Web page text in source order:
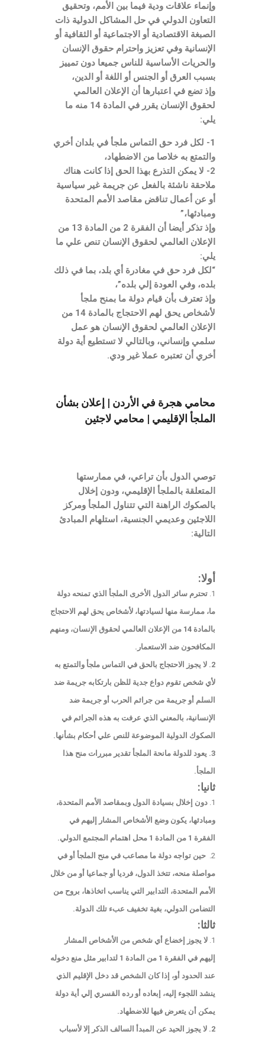
وإنماء علاقات ودية فيما بين الأمم، وتحقيق
التعاون الدولي في حل المشاكل الدولية ذات
الصبغة الاقتصادية أو الاجتماعية أو الثقافية أو
الإنسانية وفي تعزيز واحترام حقوق الإنسان
والحريات الأساسية للناس جميعا دون تمييز
بسبب العرق أو الجنس أو اللغة أو الدين،
وإذ تضع في اعتبارها أن الإعلان العالمي
لحقوق الإنسان يقرر في المادة 14 منه ما
يلي:
1- لكل فرد حق التماس ملجأ في بلدان أخري
والتمتع به خلاصا من الاضطهاد،
2- لا يمكن التذرع بهذا الحق إذا كانت هناك
ملاحقة ناشئة بالفعل عن جريمة غير سياسية
أو عن أعمال تناقض مقاصد الأمم المتحدة
ومبادئها،”
وإذ تذكر أيضا أن الفقرة 2 من المادة 13 من
الإعلان العالمي لحقوق الإنسان تنص علي ما
يلي:
“لكل فرد حق في مغادرة أي بلد، بما في ذلك
بلده، وفي العودة إلي بلده”،
وإذ تعترف بأن قيام دولة ما بمنح ملجأ
لأشخاص يحق لهم الاحتجاج بالمادة 14 من
الإعلان العالمي لحقوق الإنسان هو عمل
سلمي وإنساني، وبالتالي لا تستطيع أية دولة
أخري أن تعتبره عملا غير ودي.
محامي هجرة في الأردن | إعلان بشأن
الملجأ الإقليمي | محامي لاجئين
توصي الدول بأن تراعي، في ممارستها
المتعلقة بالملجأ الإقليمي، ودون إخلال
بالصكوك الراهنة التي تتناول الملجأ ومركز
اللاجئين وعديمي الجنسية، استلهام المبادئ
التالية:
أولا:
تحترم سائر الدول الأخرى الملجأ الذي تمنحه دولة
ما، ممارسة منها لسيادتها، لأشخاص يحق لهم الاحتجاج
بالمادة 14 من الإعلان العالمي لحقوق الإنسان، ومنهم
المكافحون ضد الاستعمار.
2. لا يجوز الاحتجاج بالحق في التماس ملجأ والتمتع به
لأي شخص تقوم دواع جدية للظن بارتكابه جريمة ضد
السلم أو جريمة من جرائم الحرب أو جريمة ضد
الإنسانية، بالمعني الذي عرفت به هذه الجرائم في
الصكوك الدولية الموضوعة للنص علي أحكام بشأنها.
3. يعود للدولة مانحة الملجأ تقدير مبررات منح هذا
الملجأ.
ثانيا:
دون إخلال بسيادة الدول وبمقاصد الأمم المتحدة،
ومبادئها، يكون وضع الأشخاص المشار إليهم في
الفقرة 1 من المادة 1 محل اهتمام المجتمع الدولي.
حين تواجه دولة ما مصاعب في منح الملجأ أو في
مواصلة منحه، تتخذ الدول، فرديا أو جماعيا أو من خلال
الأمم المتحدة، التدابير التي يناسب اتخاذها، بروح من
التضامن الدولي، بغية تخفيف عبء تلك الدولة.
ثالثا:
لا يجوز إخضاع أي شخص من الأشخاص المشار
إليهم في الفقرة 1 من المادة 1 لتدابير مثل منع دخوله
عند الحدود أو، إذا كان الشخص قد دخل الإقليم الذي
ينشد اللجوء إليه، إبعاده أو رده القسري إلي أية دولة
يمكن أن يتعرض فيها للاضطهاد.
2. لا يجوز الحيد عن المبدأ السالف الذكر إلا لأسباب